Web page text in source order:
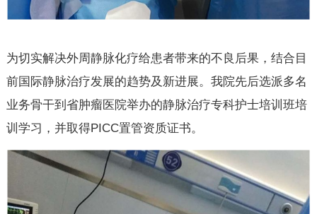
为切实解决外周静脉化疗给患者带来的不良后果，结合目
前国际静脉治疗发展的趋势及新进展。我院先后选派多名
业务骨干到省肿瘤医院举办的静脉治疗专科护士培训班培
训学习，并取得PICC置管资质证书。